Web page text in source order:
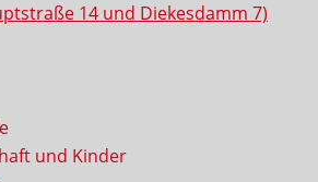
14 und Diekesdamm 7)
und Kinder